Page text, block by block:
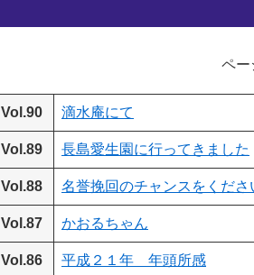
ペー
Vol.90 滴水庵にて
Vol.89 長島愛生園に行ってきました
Vol.88 名誉挽回のチャンスをくださ
Vol.87 かおるちゃん
Vol.86 平成２１年 年頭所感